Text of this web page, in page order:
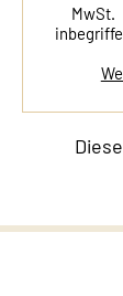
MwSt.